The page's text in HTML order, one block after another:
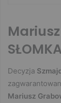
Decyzja
Mariusz